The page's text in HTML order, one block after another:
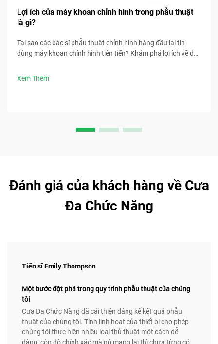
Lợi ích của máy khoan chỉnh hình trong phẫu thuật
là gì?
Tại sao các bác sĩ phẫu thuật chỉnh hình hàng đầu lại tin
dùng máy khoan chỉnh hình tiên tiến? Khám phá lợi ích về độ
Xem Thêm
Đánh giá của khách hàng về Cưa
Đa Chức Năng
Tiến sĩ Emily Thompson
Một bước đột phá trong quy trình phẫu thuật của chúng
tôi
Cưa Đa Chức Năng đã cải thiện đáng kể kết quả phẫu
thuật của chúng tôi. Tính linh hoạt của thiết bị cho phép
chúng tôi thực hiện nhiều loại thủ thuật một cách dễ
dàng, còn độ chính xác mà nó mang lại thì chưa từng có